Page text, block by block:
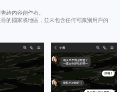
給內容創作者。
的國家或地區，並未包含任何可識別用戶的